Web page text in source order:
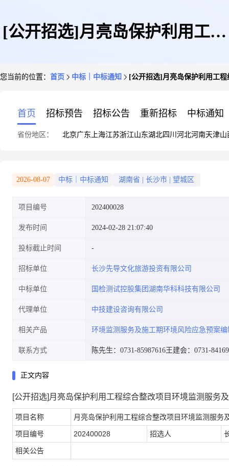
[公开招选]月亮岛保护利用工程
您当前的位置： 首页 中标｜中标通知 [公开招选]月亮岛保护利用工
首页 招标预告 招标公告 重新招标 中标通知
省份地区： 北京广东 上海江苏浙江山东湖北四川 河北河南天津山
2026-08-07 中标｜中标通知 湖南省 长沙市 望城区
项目编号 202400028
发布时间 2024-02-28 21:07:40
投标截止时间
招标单位 长沙先导文化旅游投资有限公司
中标单位 国检测试控股集团湖南华科科技有限公司
代理单位 中技建设咨询有限公司
相关产品 环境监测服务及施工期环境风险应急预案编
联系方式 陈先生：0731-85987616王建会：0731-
正文内容
[公开招选]月亮岛保护利用工程综合整改项目环境监测服务
项目名称 月亮岛保护利用工程综合整改项目环境监测服务
项目编号 202400028 招选人
相关公告